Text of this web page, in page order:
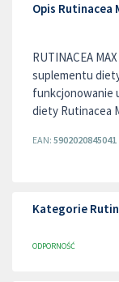
Opis Rutinacea
RUTINACEA
suplementu
funkcjonowanie
diety Rutinacea
EAN: 5902020845041
Kategorie
ODPORNOŚĆ